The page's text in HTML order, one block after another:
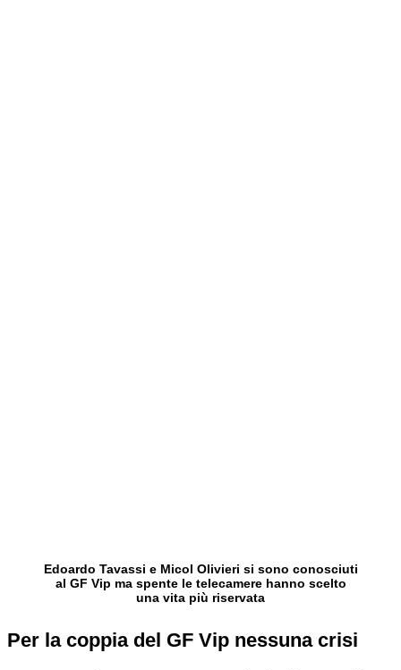
Edoardo Tavassi e Micol Olivieri si sono conosciuti
al GF Vip ma spente le telecamere hanno scelto
una vita più riservata
Per la coppia del GF Vip nessuna crisi